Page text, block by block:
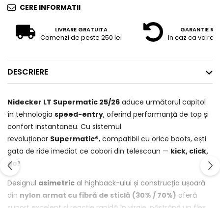
CERE INFORMATII
LIVRARE GRATUITA
Comenzi de peste 250 lei
GARANTIE
In caz ca va
DESCRIERE
Nidecker LT Supermatic 25/26 aduce următorul capitol
în tehnologia speed-entry, oferind performanță de top și
confort instantaneu. Cu sistemul
revoluționar Supermatic®, compatibil cu orice boots, ești
gata de ride imediat ce cobori din telescaun — kick, click,
go!
Designul asimetric al highback-ului și construcția ușoară
din nylon armat cu fibră de sticlă (30% / 70%) oferă